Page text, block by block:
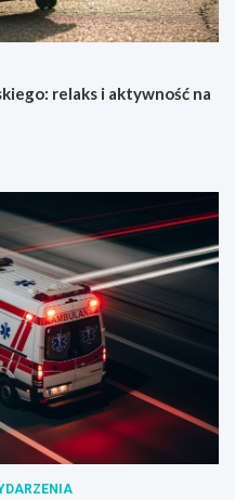
relaks i aktywność na